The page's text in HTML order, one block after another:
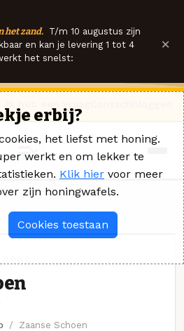
het zand. T/m 10 augustus zijn
en kan je levering 1 tot 4
het snelst:
×
Zaanse Schoen
erbij?
het liefst met honing.
werkt en om lekker te
Klik hier voor meer
zijn honingwafels.
Cookies toestaan